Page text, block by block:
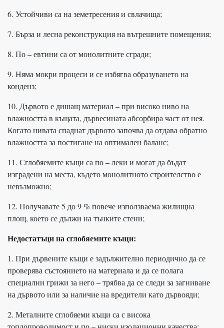
6. Устойчиви са на земетресения и свлачища;
7. Бърза и лесна реконструкция на вътрешните помещения;
8. По – евтини са от монолитните сгради;
9. Няма мокри процеси и се избягва образуването на
конденз;
10. Дървото е дишащ материал – при високо ниво на
влажността в къщата, дървесината абсорбира част от нея.
Когато нивата спаднат дървото започва да отдава обратно
влажността за постигане на оптимален баланс;
11. Сглобяемите къщи са по – леки и могат да бъдат
изградени на места, където монолитното строителство е
невъзможно;
12. Получавате 5 до 9 % повече използваема жилищна
площ, което се дължи на тънките стени;
Недостатъци на сглобяемите къщи:
1. При дървените къщи е задължително периодично да се
проверява състоянието на материала и да се полага
специални грижи за него – трябва да се следи за загниване
на дървото или за наличие на вредители като дървояди;
2. Металните сглобяеми къщи са с висока